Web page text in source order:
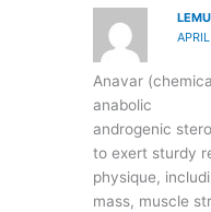
Anavar
anabolic
androgenic
to exert sturdy
physique,
mass, muscle